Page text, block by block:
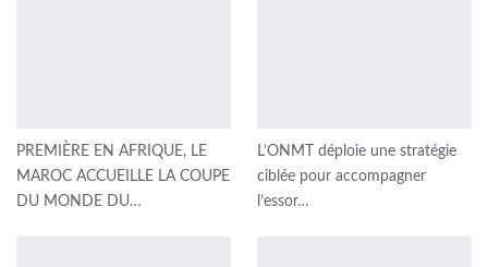
PREMIÈRE EN AFRIQUE, LE
MAROC ACCUEILLE LA COUPE
DU MONDE DU…
L’ONMT déploie une stratégie
ciblée pour accompagner
l’essor…